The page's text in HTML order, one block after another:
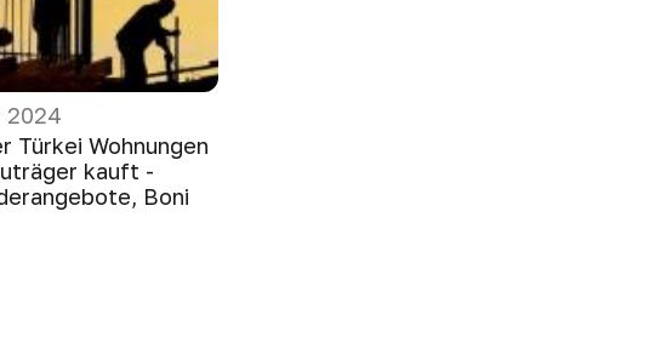
2024
Türkei Wohnungen
kauft -
Boni